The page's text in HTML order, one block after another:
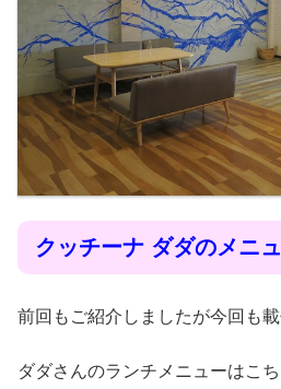
クッチーナ ダダのメニ
前回もご紹介しましたが今回も載
ダダさんのランチメニューはこち